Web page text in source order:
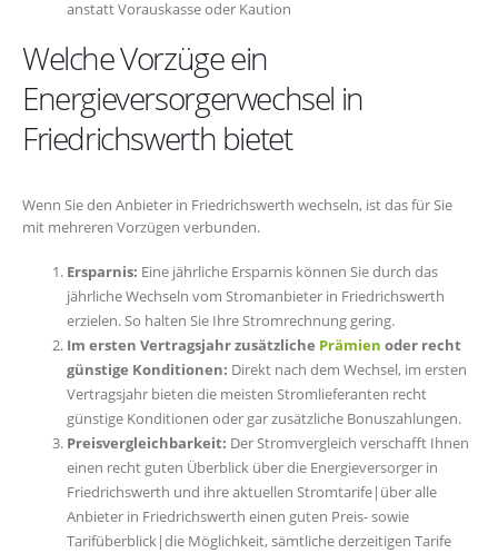
anstatt Vorauskasse oder Kaution
Welche Vorzüge ein
Energieversorgerwechsel in
Friedrichswerth bietet
Wenn Sie den Anbieter in Friedrichswerth wechseln, ist das für Sie
mit mehreren Vorzügen verbunden.
Ersparnis: Eine jährliche Ersparnis können Sie durch das
jährliche Wechseln vom Stromanbieter in Friedrichswerth
erzielen. So halten Sie Ihre Stromrechnung gering.
Im ersten Vertragsjahr zusätzliche Prämien oder recht
günstige Konditionen: Direkt nach dem Wechsel, im ersten
Vertragsjahr bieten die meisten Stromlieferanten recht
günstige Konditionen oder gar zusätzliche Bonuszahlungen.
Preisvergleichbarkeit: Der Stromvergleich verschafft Ihnen
einen recht guten Überblick über die Energieversorger in
Friedrichswerth und ihre aktuellen Stromtarife|über alle
Anbieter in Friedrichswerth einen guten Preis- sowie
Tarifüberblick|die Möglichkeit, sämtliche derzeitigen Tarife